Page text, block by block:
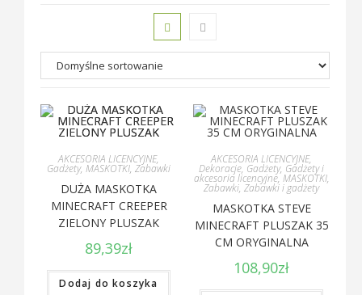
AKCESORIA LICENCYJNE,
Gadżety, MASKOTKI, Zabawki
DUŻA MASKOTKA
MINECRAFT CREEPER
ZIELONY PLUSZAK
89,39zł
Dodaj do koszyka
AKCESORIA LICENCYJNE,
Dekoracje, Gadżety, Gadżety i
akcesoria licencyjne,MASKOTKI,
Zabawki, Zabawki i gadżety
MASKOTKA STEVE
MINECRAFT PLUSZAK 35
CM ORYGINALNA
108,90zł